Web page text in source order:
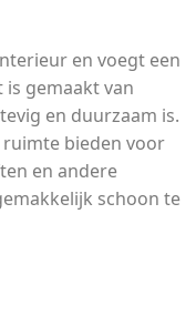
en voegt een
gemaakt van
en duurzaam is.
ruimte bieden voor
en andere
schoon te